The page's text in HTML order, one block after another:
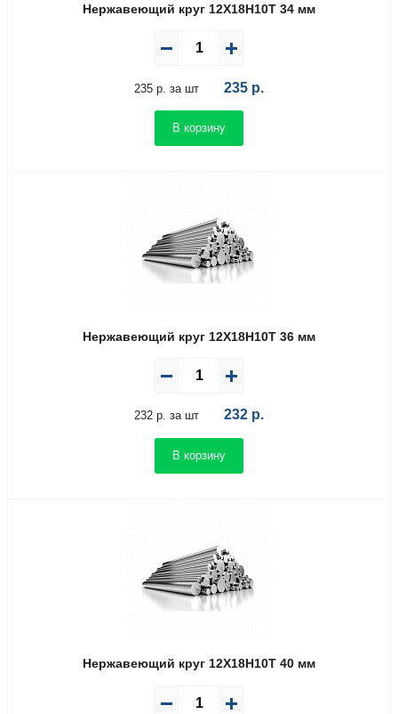
Нержавеющий круг 12Х18Н10Т 34 мм
235 р. за шт 235 р.
В корзину
Нержавеющий круг 12Х18Н10Т 36 мм
232 р. за шт 232 р.
В корзину
Нержавеющий круг 12Х18Н10Т 40 мм